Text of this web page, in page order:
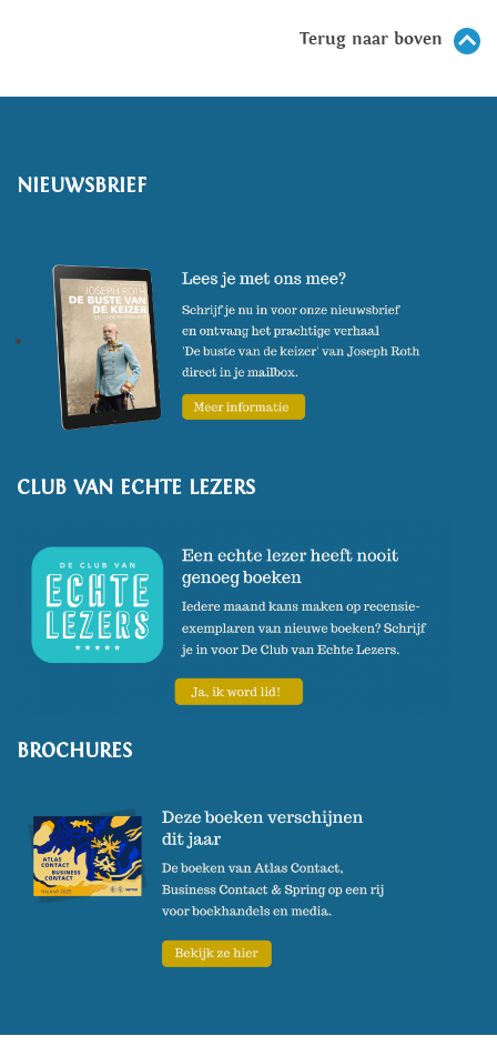
Terug naar boven
NIEUWSBRIEF
CLUB VAN ECHTE LEZERS
BROCHURES